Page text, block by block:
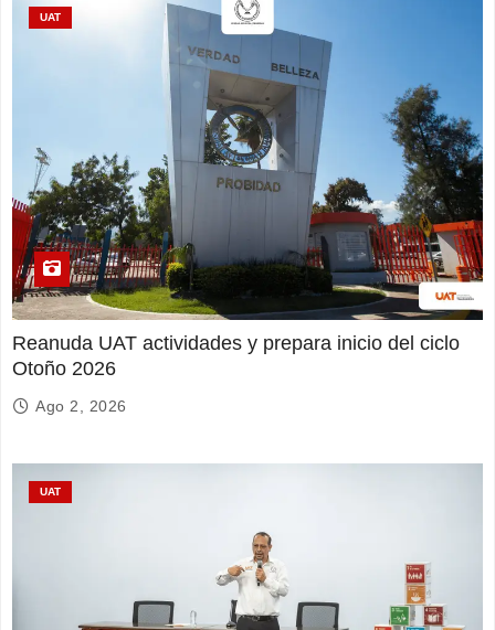
UAT
Reanuda UAT actividades y prepara inicio del ciclo
Otoño 2026
Ago 2, 2026
UAT